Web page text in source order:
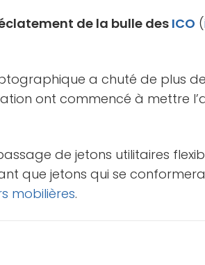
de la bulle des ICO (
a chuté de plus
ont commencé à mettre
de jetons utilitaires
que jetons qui se
mobilières.